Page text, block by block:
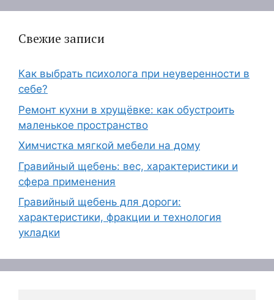
Свежие записи
Как выбрать психолога при неуверенности в
себе?
Ремонт кухни в хрущёвке: как обустроить
маленькое пространство
Химчистка мягкой мебели на дому
Гравийный щебень: вес, характеристики и
сфера применения
Гравийный щебень для дороги:
характеристики, фракции и технология
укладки